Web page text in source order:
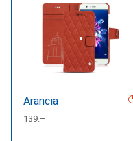
Arancia
CHF
139.–